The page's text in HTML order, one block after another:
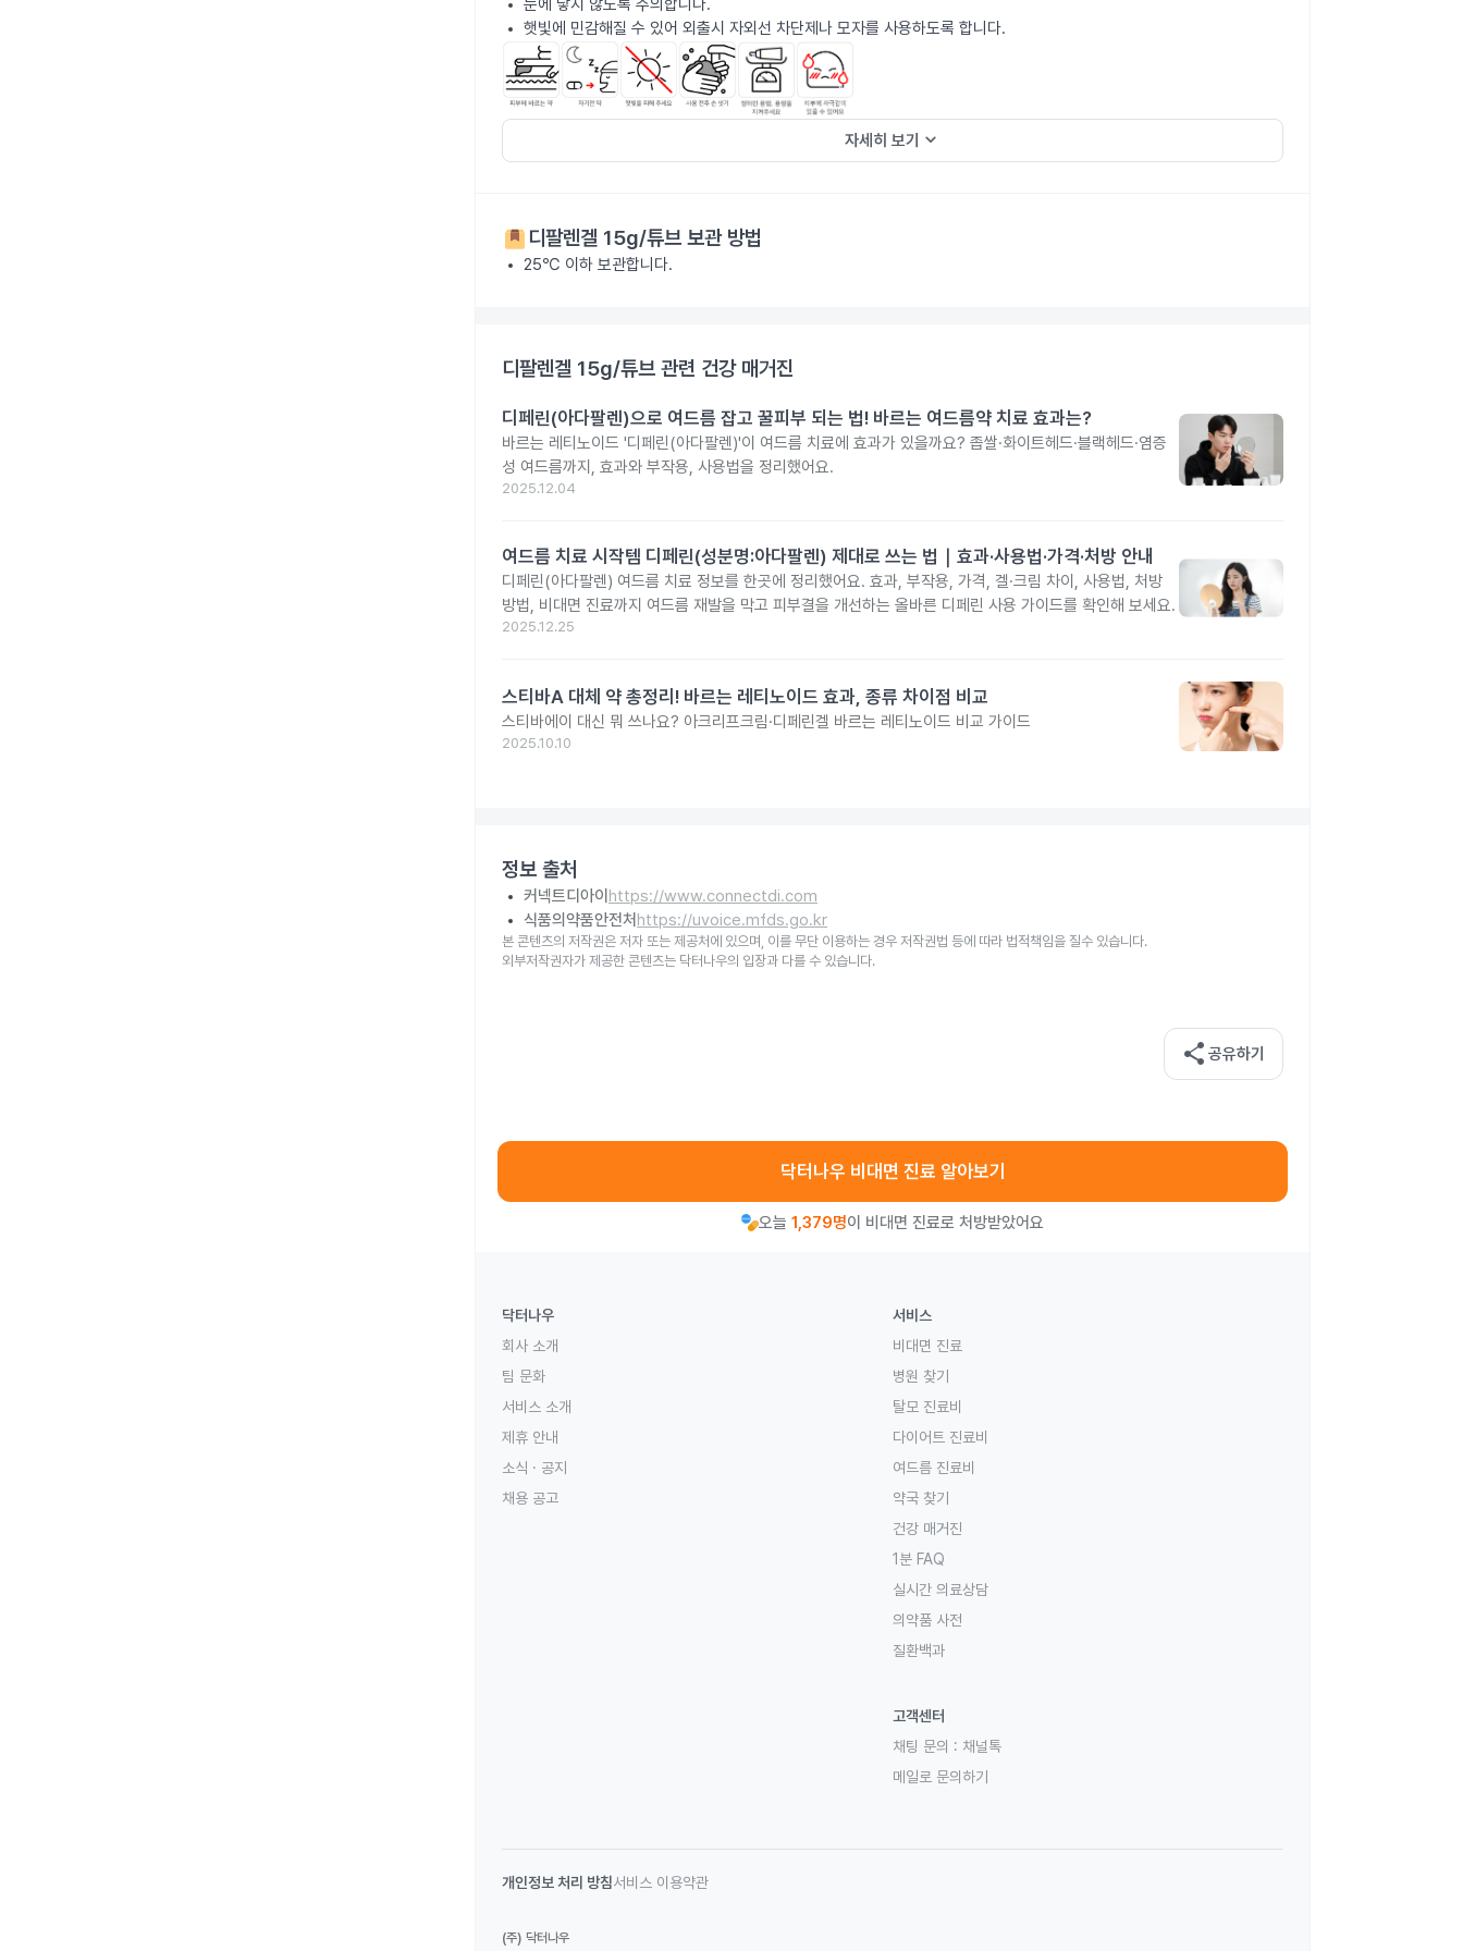
눈에 닿지 않도록 주의합니다.
햇빛에 민감해질 수 있어 외출시 자외선 차단제나 모자를 사용하도록 합니다.
자세히 보기 keyboard_arrow_down
디팔렌겔 15g/튜브 보관 방법
25℃ 이하 보관합니다.
디팔렌겔 15g/튜브 관련 건강 매거진
디페린(아다팔렌)으로 여드름 잡고 꿀피부 되는 법! 바르는 여드름약 치료 효과는?
바르는 레티노이드 '디페린(아다팔렌)'이 여드름 치료에 효과가 있을까요? 좁쌀·화이트헤드·블랙헤드·염증
성 여드름까지, 효과와 부작용, 사용법을 정리했어요.
2025.12.04
여드름 치료 시작템 디페린(성분명:아다팔렌) 제대로 쓰는 법｜효과·사용법·가격·처방 안내
디페린(아다팔렌) 여드름 치료 정보를 한곳에 정리했어요. 효과, 부작용, 가격, 겔·크림 차이, 사용법, 처방
방법, 비대면 진료까지 여드름 재발을 막고 피부결을 개선하는 올바른 디페린 사용 가이드를 확인해 보세요.
2025.12.25
스티바A 대체 약 총정리! 바르는 레티노이드 효과, 종류 차이점 비교
스티바에이 대신 뭐 쓰나요? 아크리프크림·디페린겔 바르는 레티노이드 비교 가이드
2025.10.10
정보 출처
커넥트디아이 https://www.connectdi.com
식품의약품안전처 https://uvoice.mfds.go.kr
본 콘텐츠의 저작권은 저자 또는 제공처에 있으며, 이를 무단 이용하는 경우 저작권법 등에 따라 법적책임을 질수 있습니다.
외부저작권자가 제공한 콘텐츠는 닥터나우의 입장과 다를 수 있습니다.
share 공유하기
닥터나우 비대면 진료 알아보기
오늘 1,379명이 비대면 진료로 처방받았어요
닥터나우
회사 소개
팀 문화
서비스 소개
제휴 안내
소식 · 공지
채용 공고
서비스
비대면 진료
병원 찾기
탈모 진료비
다이어트 진료비
여드름 진료비
약국 찾기
건강 매거진
1분 FAQ
실시간 의료상담
의약품 사전
질환백과
고객센터
채팅 문의 : 채널톡
메일로 문의하기
개인정보 처리 방침서비스 이용약관
(주) 닥터나우